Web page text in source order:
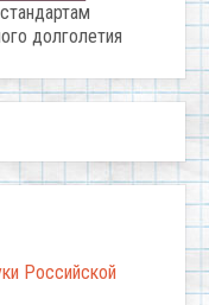
долголетия